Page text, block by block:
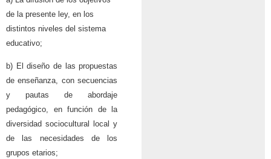
de la presente ley, en los
distintos niveles del sistema
educativo;
b) El diseño de las propuestas
de enseñanza, con secuencias
y pautas de abordaje
pedagógico, en función de la
diversidad sociocultural local y
de las necesidades de los
grupos etarios;